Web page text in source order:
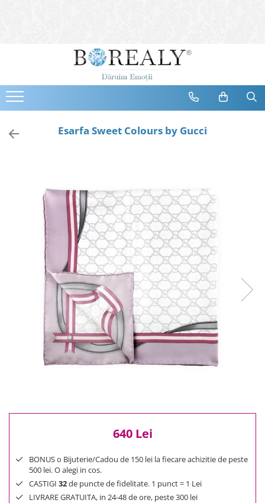
Bijuterii
Cercei
Bratari
Coliere
Destinatari
Bijuterii Femei
Bijuterii Copii
Bijuterii Mirese
Reduceri
Cele mai noi
Cele mai vandute
Cele mai votate
Cu video
0 Lei - 100 Lei
300 Lei - 500 Lei
Esarfa Sweet Colours by Gucci
640 Lei
BONUS o Bijuterie/Cadou de 150 lei la fiecare achizitie de peste
500 lei. O alegi in cos.
CASTIGI 32de puncte de fidelitate. 1 punct = 1 Lei
LIVRARE GRATUITA, in 24-48 de ore, peste 300 lei